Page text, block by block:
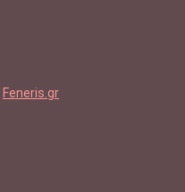
Feneris.gr